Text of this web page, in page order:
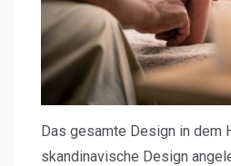
Das gesamte Design in dem
skandinavische Design